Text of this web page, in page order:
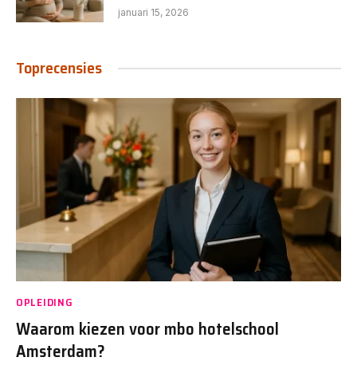
januari 15, 2026
Toprecensies
OPLEIDING
Waarom kiezen voor mbo hotelschool
Amsterdam?